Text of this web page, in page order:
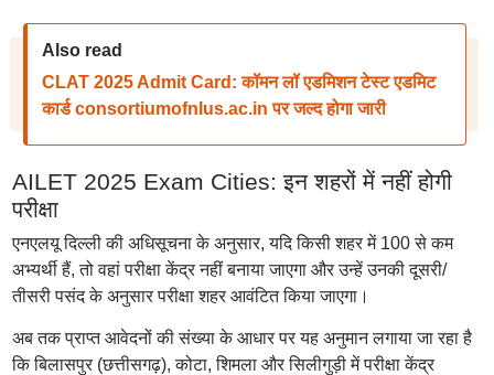
Also read
CLAT 2025 Admit Card: कॉमन लॉ एडमिशन टेस्ट एडमिट
कार्ड consortiumofnlus.ac.in पर जल्द होगा जारी
AILET 2025 Exam Cities: इन शहरों में नहीं होगी
परीक्षा
एनएलयू दिल्ली की अधिसूचना के अनुसार, यदि किसी शहर में 100 से कम
अभ्यर्थी हैं, तो वहां परीक्षा केंद्र नहीं बनाया जाएगा और उन्हें उनकी दूसरी/
तीसरी पसंद के अनुसार परीक्षा शहर आवंटित किया जाएगा।
अब तक प्राप्त आवेदनों की संख्या के आधार पर यह अनुमान लगाया जा रहा है
कि बिलासपुर (छत्तीसगढ़), कोटा, शिमला और सिलीगुड़ी में परीक्षा केंद्र